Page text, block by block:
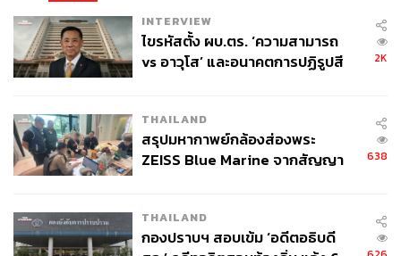
INTERVIEW
ไขรหัสตั้ง ผบ.ตร. ‘ความสามารถ
vs อาวุโส’ และอนาคตการปฏิรูปสี
2K
THAILAND
สรุปมหากาพย์กล้องส่องพระ
ZEISS Blue Marine จากสัญญา
จ่ายหนี้-แอบระบุแบรนด์
638
THAILAND
กองปราบฯ สอบเข้ม ‘อดีตอธิบดี